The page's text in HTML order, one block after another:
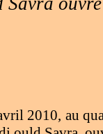
2010, au